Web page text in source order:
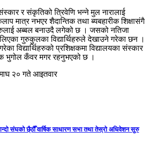
र संकृतिको त्रिवेणि भन्ने मुल नारालाई
मात्र नभएर शैदान्तिक तथा ब्यबहारीक शिक्षासंगै
अब्बल बनाउदै लगेको छ । जसको नतिजा
लिएका गुरुकुलका विद्यार्थिहरुले देखाउने गरेका छन ।
विद्यार्थिहरुको प्रशिक्षकमा विद्यालयका संस्कार
भुगोल कँवर मगर रहनुभएको छ ।
२० गते आइतवार
संघको छै्ठौँ वार्षिक साधारण सभा तथा तेस्रो अधिवेशन सुरु